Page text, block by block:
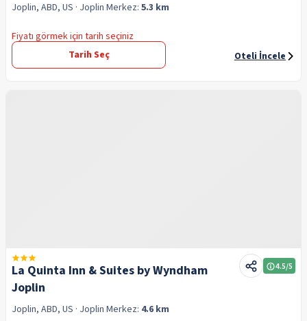
Joplin, ABD, US · Joplin Merkez: 5.3 km
Fiyatı görmek için tarih seçiniz
Tarih Seç
Oteli İncele
La Quinta Inn & Suites by Wyndham
Joplin
4.5/5
Joplin, ABD, US · Joplin Merkez: 4.6 km